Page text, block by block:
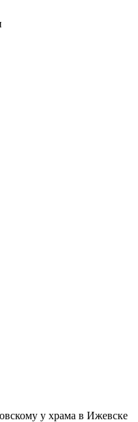
у храма в Ижевске